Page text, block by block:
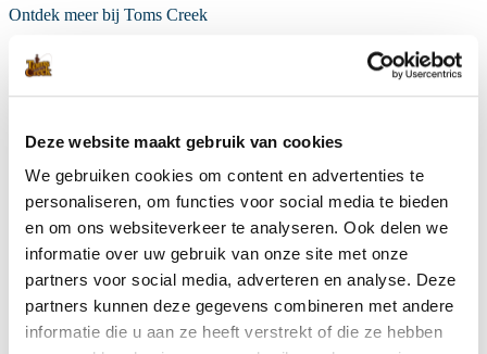
Deze website maakt gebruik van cookies
We gebruiken cookies om content en advertenties te
personaliseren, om functies voor social media te bieden
en om ons websiteverkeer te analyseren. Ook delen we
informatie over uw gebruik van onze site met onze
partners voor social media, adverteren en analyse. Deze
partners kunnen deze gegevens combineren met andere
informatie die u aan ze heeft verstrekt of die ze hebben
Ontdek meer bij Toms Creek
Shop